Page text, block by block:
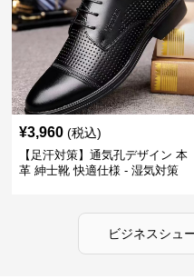
¥3,960 (税込)
【足汗対策】通気孔デザイン 本
革 紳士靴 快適仕様 - 湿気対策
ビジネスシュ